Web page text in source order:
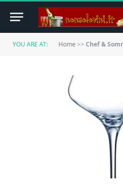
YOU ARE AT: Home >> Chef & Sommelier